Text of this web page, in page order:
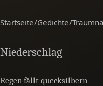
Startseite/Gedichte/
Niederschlag
Regen fällt quecksilbern